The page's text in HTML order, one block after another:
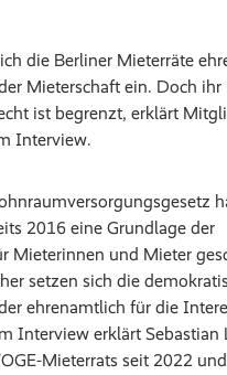
die Berliner Mieterräte
Mieterschaft ein. Doch ihr
ist begrenzt, erklärt
Interview.
2016 eine Grundlage der
Mieterinnen und Mieter
setzen sich die
ehrenamtlich für die
Interview erklärt Sebastian
Mieterrats seit 2022 und